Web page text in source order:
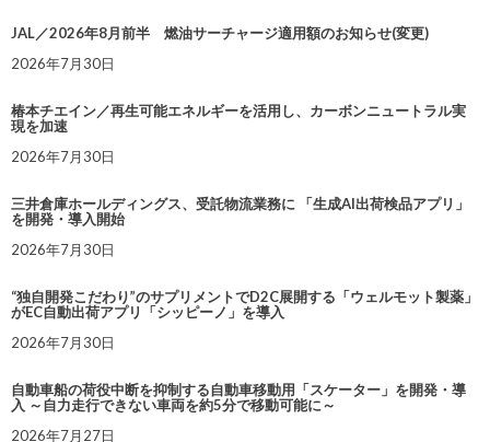
JAL／2026年8月前半 燃油サーチャージ適用額のお知らせ(変更)
2026年7月30日
椿本チエイン／再生可能エネルギーを活用し、カーボンニュートラル実
現を加速
2026年7月30日
三井倉庫ホールディングス、受託物流業務に 「生成AI出荷検品アプリ」
を開発・導入開始
2026年7月30日
“独自開発こだわり”のサプリメントでD2C展開する「ウェルモット製薬」
がEC自動出荷アプリ「シッピーノ」を導入
2026年7月30日
自動車船の荷役中断を抑制する自動車移動用「スケーター」を開発・導
入 ～自力走行できない車両を約5分で移動可能に～
2026年7月27日